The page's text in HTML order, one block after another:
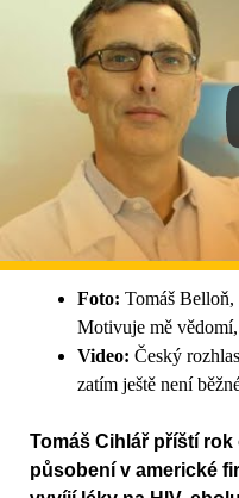
Foto: Tomáš
Motivuje mě
Video: Český
zatím ještě není
Tomáš Cihlář příští
působení v americké